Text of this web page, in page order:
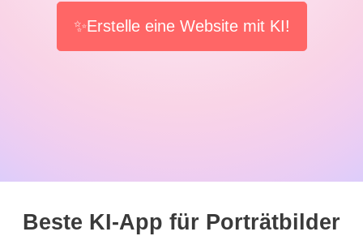
✨Erstelle eine Website mit KI!
Beste KI-App für Porträtbilder